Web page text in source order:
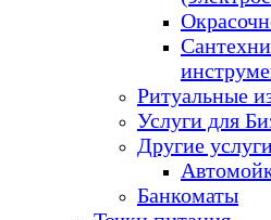
Ритуальные
Услуги для
Другие
Банкоматы